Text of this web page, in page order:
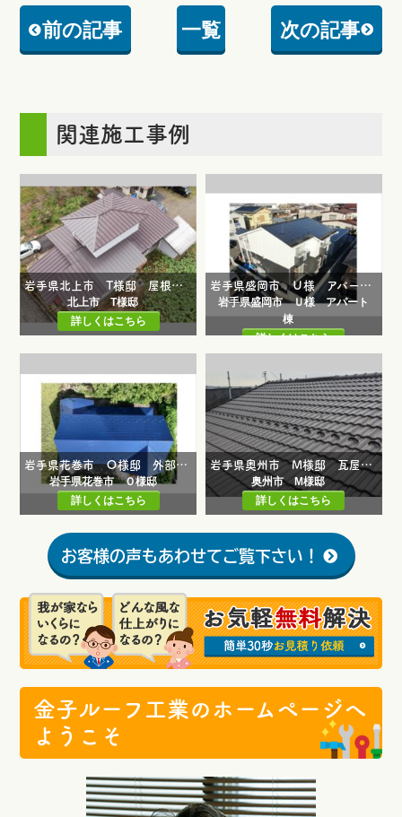
前の記事 一覧 次の記事
関連施工事例
岩手県北上市 T様邸 屋根修繕（一部葺き替え工事）・外壁モルタル塗り替え工事
北上市 T様邸
詳しくはこちら
岩手県盛岡市 Ｕ様 アパート棟 屋根塗装工事・外壁塗装工事
岩手県盛岡市 Ｕ様 アパート
棟
詳しくはこちら
岩手県花巻市 Ｏ様邸 外部修繕工事・雨樋新設工事・外壁張り替え工事・外壁塗装工事・屋根塗装工事
岩手県花巻市 Ｏ様邸
詳しくはこちら
岩手県奥州市 M様邸 瓦屋根塗装工事・外部塗装工事
奥州市 M様邸
詳しくはこちら
お客様の声もあわせてご覧下さい！
金子ルーフ工業のホームページへ
ようこそ